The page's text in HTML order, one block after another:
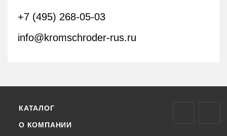
+7 (495) 268-05-03
info@kromschroder-rus.ru
КАТАЛОГ
О КОМПАНИИ